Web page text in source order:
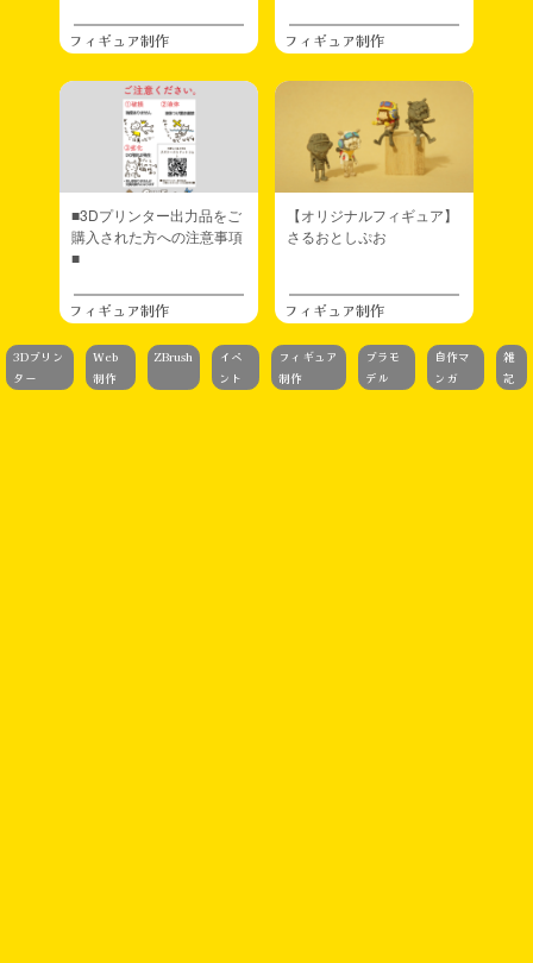
フィギュア制作 フィギュア制作
■3Dプリンター出力品をご
購入された方への注意事項
■
フィギュア制作
【オリジナルフィギュア】
さるおとしぷお
フィギュア制作
3Dプリン
ター
Web
制作
ZBrush
イベ
ント
フィギュア
制作
プラモ
デル
自作マ
ンガ
雑
記